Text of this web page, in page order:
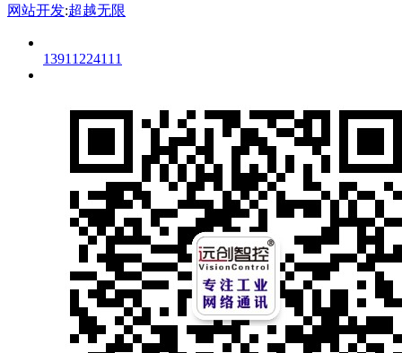
网站开发:超越无限
13911224111